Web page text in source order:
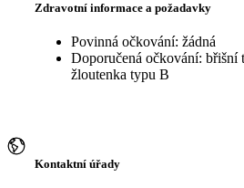
Zdravotní informace a požadavky
Povinná očkování: žádná
Doporučená očkování: břišní
žloutenka typu B
Kontaktní úřady